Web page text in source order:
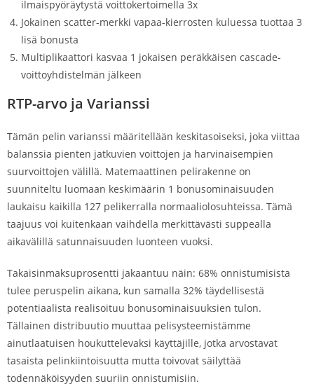
ilmaispyöräytystä voittokertoimella 3x
Jokainen scatter-merkki vapaa-kierrosten kuluessa tuottaa 3
lisä bonusta
Multiplikaattori kasvaa 1 jokaisen peräkkäisen cascade-
voittoyhdistelmän jälkeen
RTP-arvo ja Varianssi
Tämän pelin varianssi määritellään keskitasoiseksi, joka viittaa
balanssia pienten jatkuvien voittojen ja harvinaisempien
suurvoittojen välillä. Matemaattinen pelirakenne on
suunniteltu luomaan keskimäärin 1 bonusominaisuuden
laukaisu kaikilla 127 pelikerralla normaaliolosuhteissa. Tämä
taajuus voi kuitenkaan vaihdella merkittävästi suppealla
aikavälillä satunnaisuuden luonteen vuoksi.
Takaisinmaksuprosentti jakaantuu näin: 68% onnistumisista
tulee peruspelin aikana, kun samalla 32% täydellisestä
potentiaalista realisoituu bonusominaisuuksien tulon.
Tällainen distribuutio muuttaa pelisysteemistämme
ainutlaatuisen houkuttelevaksi käyttäjille, jotka arvostavat
tasaista pelinkiintoisuutta mutta toivovat säilyttää
todennäköisyyden suuriin onnistumisiin.